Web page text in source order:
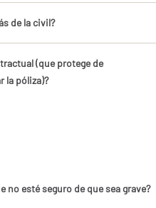
de la civil?
(que protege de
la póliza)?
no esté seguro de que sea grave?